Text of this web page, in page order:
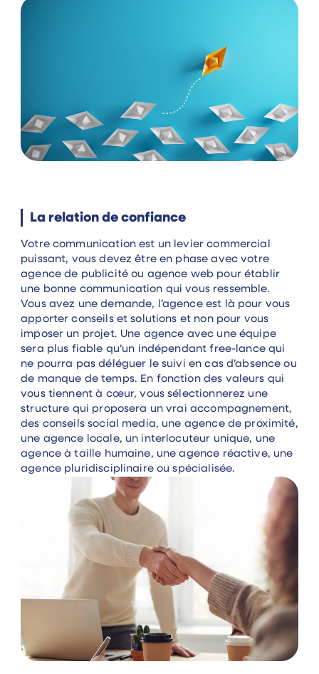
La relation de confiance
Votre communication est un levier commercial
puissant, vous devez être en phase avec votre
agence de publicité ou agence web pour établir
une bonne communication qui vous ressemble.
Vous avez une demande, l’agence est là pour vous
apporter conseils et solutions et non pour vous
imposer un projet. Une agence avec une équipe
sera plus fiable qu’un indépendant free-lance qui
ne pourra pas déléguer le suivi en cas d’absence ou
de manque de temps. En fonction des valeurs qui
vous tiennent à cœur, vous sélectionnerez une
structure qui proposera un vrai accompagnement,
des conseils social media, une agence de proximité,
une agence locale, un interlocuteur unique, une
agence à taille humaine, une agence réactive, une
agence pluridisciplinaire ou spécialisée.